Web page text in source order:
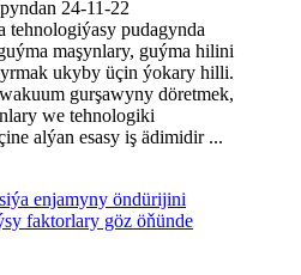
24-11-22
tehnologiýasy pudagynda
maşynlary, guýma hilini
ukyby üçin ýokary hilli.
gurşawyny döretmek,
we tehnologiki
alýan esasy iş ädimidir ...